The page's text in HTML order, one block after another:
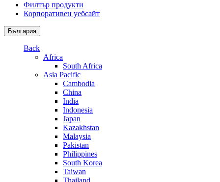
Филтър продукти
Корпоративен уебсайт
България
Back
Africa
South Africa
Asia Pacific
Cambodia
China
India
Indonesia
Japan
Kazakhstan
Malaysia
Pakistan
Philippines
South Korea
Taiwan